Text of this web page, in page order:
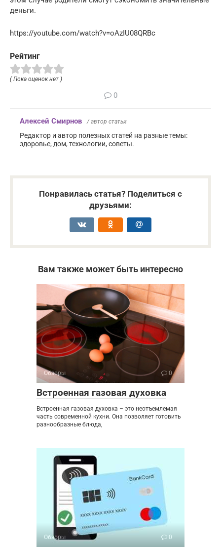
деньги.
https://youtube.com/watch?v=oAzIU08QRBc
Рейтинг
( Пока оценок нет )
0
Алексей Смирнов / автор статьи
Редактор и автор полезных статей на разные темы:
здоровье, дом, технологии, советы.
Понравилась статья? Поделиться с
друзьями:
Вам также может быть интересно
Обзоры 0
Встроенная газовая духовка
Встроенная газовая духовка – это неотъемлемая
часть современной кухни. Она позволяет готовить
разнообразные блюда,
Обзоры 0